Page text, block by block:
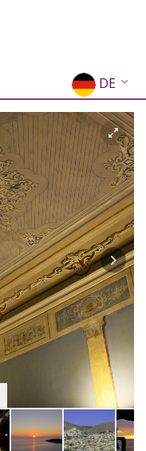
DE
EN
EL
FR
IT
ES
RU
CN